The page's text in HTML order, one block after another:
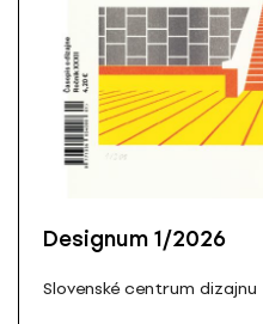
Designum 1/2026
Slovenské centrum dizajnu